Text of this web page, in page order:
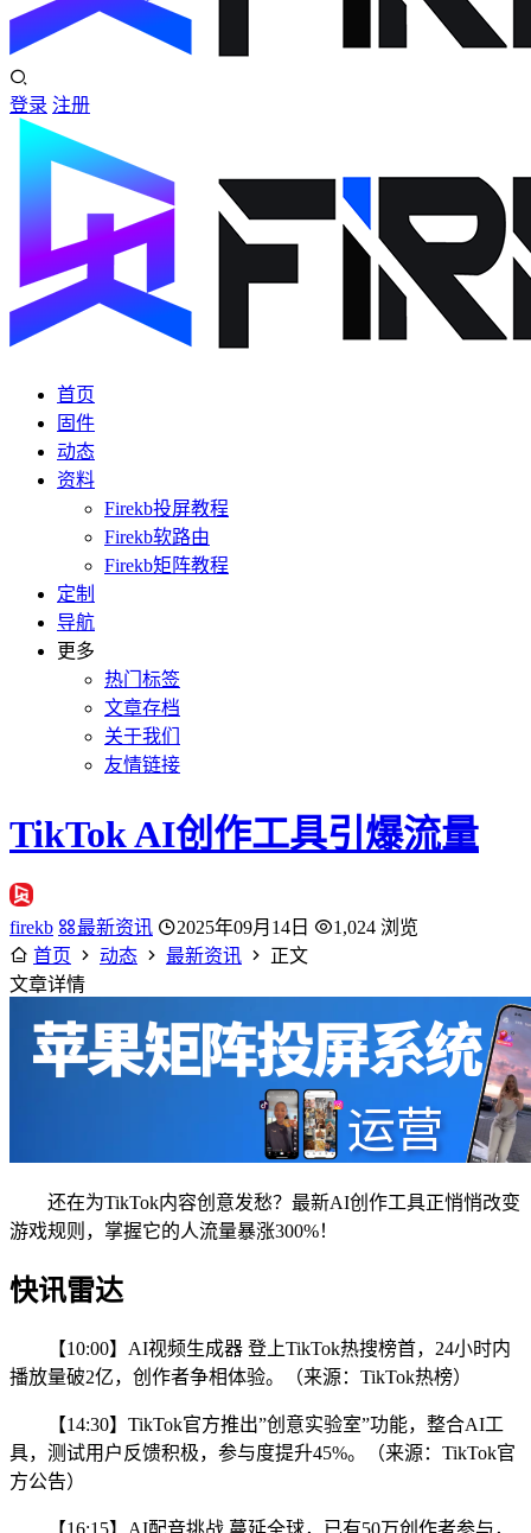
登录 注册
首页
固件
动态
资料
Firekb投屏教程
Firekb软路由
Firekb矩阵教程
定制
导航
更多
热门标签
文章存档
关于我们
友情链接
TikTok AI创作工具引爆流量
firekb 最新资讯 2025年09月14日
1,024 浏览
首页
动态 最新资讯
正文
文章详情
还在为TikTok内容创意发愁？最新AI创作工具正悄悄改变
游戏规则，掌握它的人流量暴涨300%！
快讯雷达
【10:00】AI视频生成器 登上TikTok热搜榜首，24小时内
播放量破2亿，创作者争相体验。（来源：TikTok热榜）
【14:30】TikTok官方推出”创意实验室”功能，整合AI工
具，测试用户反馈积极，参与度提升45%。（来源：TikTok官
方公告）